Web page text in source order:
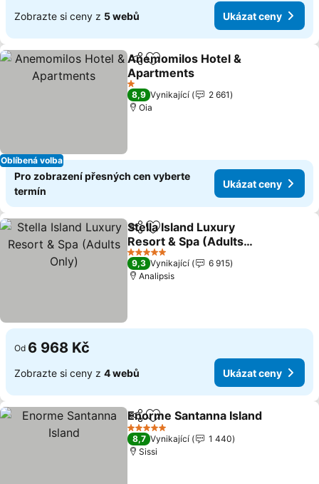
Zobrazte si ceny z 5 webů Ukázat ceny
Oblíbená volba
SdíletPřidat na seznam oblíbených
Anemomilos Hotel &
Apartments
1 Počet hvězdiček
8,9 Vynikající
2 661
Oia
Pro zobrazení přesných cen vyberte
termín
Ukázat ceny
SdíletPřidat na seznam oblíbených
Stella Island Luxury
Resort & Spa (Adults
Only)
5 Počet hvězdiček
9,3 Vynikající
6 915
Analipsis
Od 6 968 Kč
Zobrazte si ceny z 4 webů Ukázat ceny
SdíletPřidat na seznam oblíbených
Enorme Santanna Island
5 Počet hvězdiček
8,7 Vynikající
1 440
Sissi